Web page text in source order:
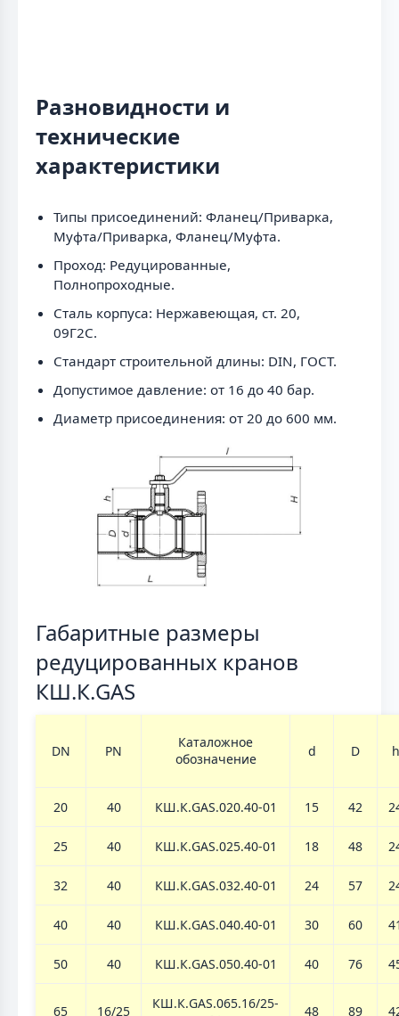
Разновидности и
технические
характеристики
Типы присоединений: Фланец/Приварка,
Муфта/Приварка, Фланец/Муфта.
Проход: Редуцированные,
Полнопроходные.
Сталь корпуса: Нержавеющая, ст. 20,
09Г2С.
Стандарт строительной длины: DIN, ГОСТ.
Допустимое давление: от 16 до 40 бар.
Диаметр присоединения: от 20 до 600 мм.
Габаритные размеры
редуцированных кранов
КШ.К.GAS
DN PN
Каталожное
обозначение
d D h
20 40 КШ.К.GAS.020.40-01 15 42
25 40 КШ.К.GAS.025.40-01 18 48
32 40 КШ.К.GAS.032.40-01 24 57
40 40 КШ.К.GAS.040.40-01 30 60
50 40 КШ.К.GAS.050.40-01 40 76
65 16/25
КШ.К.GAS.065.16/25-
48 89